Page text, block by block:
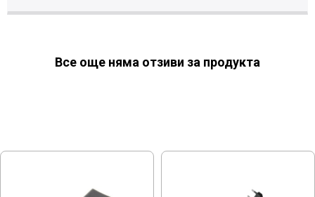
Все още няма отзиви за продукта